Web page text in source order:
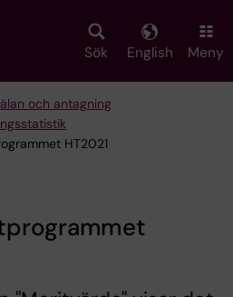
Sök English Meny
och antagning
HT2021